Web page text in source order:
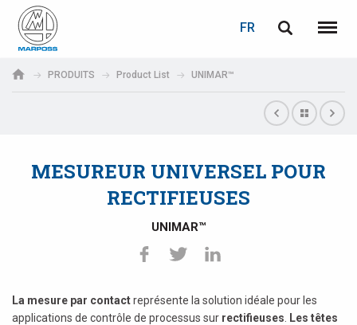
S.p.A.
FR
Menu
PRODUITS Product List UNIMAR™
MESUREUR UNIVERSEL POUR
RECTIFIEUSES
UNIMAR™
La mesure par contactreprésente la solution idéale pour les
applications de contrôle de processus sur rectifieuses
Les têtes
Deutsch
Español
日本語 (Japanese)
中文 (Chinese)
한국어 (Korean)
LOGIN
Password
If you are not yet registered, you may do it now: it is free!